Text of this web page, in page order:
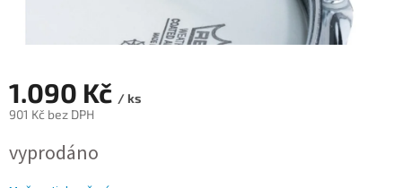
1.090 Kč / ks
901 Kč bez DPH
cena:
vyprodáno